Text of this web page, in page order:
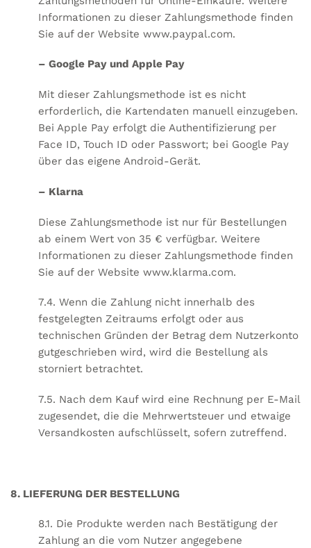
Informationen zu dieser Zahlungsmethode finden
Sie auf der Website www.paypal.com.
– Google Pay und Apple Pay
Mit dieser Zahlungsmethode ist es nicht
erforderlich, die Kartendaten manuell einzugeben.
Bei Apple Pay erfolgt die Authentifizierung per
Face ID, Touch ID oder Passwort; bei Google Pay
über das eigene Android-Gerät.
– Klarna
Diese Zahlungsmethode ist nur für Bestellungen
ab einem Wert von 35 € verfügbar. Weitere
Informationen zu dieser Zahlungsmethode finden
Sie auf der Website www.klarma.com.
7.4. Wenn die Zahlung nicht innerhalb des
festgelegten Zeitraums erfolgt oder aus
technischen Gründen der Betrag dem Nutzerkonto
gutgeschrieben wird, wird die Bestellung als
storniert betrachtet.
7.5. Nach dem Kauf wird eine Rechnung per E-Mail
zugesendet, die die Mehrwertsteuer und etwaige
Versandkosten aufschlüsselt, sofern zutreffend.
8. LIEFERUNG DER BESTELLUNG
8.1. Die Produkte werden nach Bestätigung der
Zahlung an die vom Nutzer angegebene